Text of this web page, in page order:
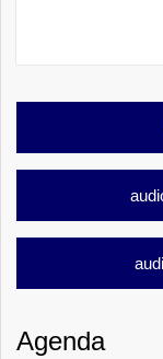
Agenda